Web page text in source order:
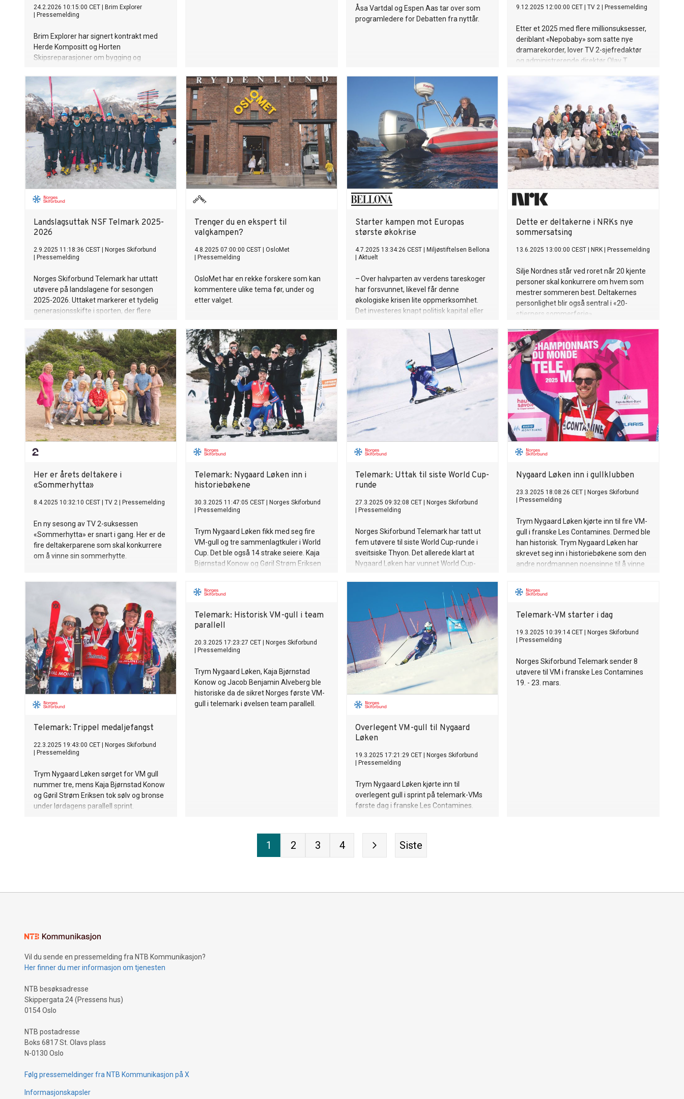
24.2.2026 10:15:00 CET
Brim Explorer
Pressemelding
Brim Explorer har signert kontrakt med
Herde Kompositt og Horten
Skipsreparasjoner om bygging og
batteridrevne båter. De to
høyhastighetstrimaranene skal leveres
våren 2027.
Åsa Vartdal og Espen Aas tar over som
programledere for Debatten fra nyttår.
9.12.2025 12:00:00 CET TV 2 Pressemelding
Etter et 2025 med flere millionsuksesser,
deriblant «Nepobaby» som satte nye
dramarekorder, lover TV 2-sjefredaktør
og administrerende direktør Olav T.
underholdning, store sportsøyeblikk og
nyheter døgnet rundt. Ett av
høydepunktene i vår er realitysuksessen
«Spillet», som er tilbake med ny
kjendissesong – der Birgit Skarstein, Stian
Blipp og Aylar Lie er blant spillerne.
Landslagsuttak NSF Telmark 2025-
2026
2.9.2025 11:18:36 CEST
Norges Skiforbund
Pressemelding
Norges Skiforbund Telemark har uttatt
utøvere på landslagene for sesongen
2025-2026. Uttaket markerer et tydelig
generasjonsskifte i sporten, der flere
som nye talenter får sjansen på øverste
nivå.
Trenger du en ekspert til
valgkampen?
4.8.2025 07:00:00 CEST
OsloMet
Pressemelding
OsloMet har en rekke forskere som kan
kommentere ulike tema før, under og
etter valget.
Starter kampen mot Europas
største økokrise
4.7.2025 13:34:26 CEST
Miljøstiftelsen Bellona
Aktuelt
– Over halvparten av verdens tareskoger
har forsvunnet, likevel får denne
økologiske krisen lite oppmerksomhet.
Det investeres knapt politisk kapital eller
kritiske økosystemene. Dette skal vi gjøre
noe med, sier Bellona-stifter Frederic
Hauge som nylig inviterte internasjonale
eksperter og industri til Senter for Marin
Restaurering i Lofoten.
Dette er deltakerne i NRKs nye
sommersatsing
13.6.2025 13:00:00 CEST NRK Pressemelding
Silje Nordnes står ved roret når 20 kjente
personer skal konkurrere om hvem som
mestrer sommeren best. Deltakernes
personlighet blir også sentral i «20-
stjerners sommerferie».
Her er årets deltakere i
«Sommerhytta»
8.4.2025 10:32:10 CEST TV 2 Pressemelding
En ny sesong av TV 2-suksessen
«Sommerhytta» er snart i gang. Her er de
fire deltakerparene som skal konkurrere
om å vinne sin sommerhytte.
Telemark: Nygaard Løken inn i
historiebøkene
30.3.2025 11:47:05 CEST
Norges Skiforbund
Pressemelding
Trym Nygaard Løken fikk med seg fire
VM-gull og tre sammenlagtkuler i World
Cup. Det ble også 14 strake seiere. Kaja
Bjørnstad Konow og Gøril Strøm Eriksen
World Cup-finale.
Telemark: Uttak til siste World Cup-
runde
27.3.2025 09:32:08 CET
Norges Skiforbund
Pressemelding
Norges Skiforbund Telemark har tatt ut
fem utøvere til siste World Cup-runde i
sveitsiske Thyon. Det allerede klart at
Nygaard Løken har vunnet World Cup-
Nygaard Løken inn i gullklubben
23.3.2025 18:08:26 CET
Norges Skiforbund
Pressemelding
Trym Nygaard Løken kjørte inn til fire VM-
gull i franske Les Contamines. Dermed ble
han historisk. Trym Nygaard Løken har
skrevet seg inn i historiebøkene som den
andre nordmannen noensinne til å vinne
utøver klart denne bragden.
Telemark: Trippel medaljefangst
22.3.2025 19:43:00 CET
Norges Skiforbund
Pressemelding
Trym Nygaard Løken sørget for VM gull
nummer tre, mens Kaja Bjørnstad Konow
og Gøril Strøm Eriksen tok sølv og bronse
under lørdagens parallell sprint.
Telemark: Historisk VM-gull i team
parallell
20.3.2025 17:23:27 CET
Norges Skiforbund
Pressemelding
Trym Nygaard Løken, Kaja Bjørnstad
Konow og Jacob Benjamin Alveberg ble
historiske da de sikret Norges første VM-
gull i telemark i øvelsen team parallell.
Overlegent VM-gull til Nygaard
Løken
19.3.2025 17:21:29 CET
Norges Skiforbund
Pressemelding
Trym Nygaard Løken kjørte inn til
overlegent gull i sprint på telemark-VMs
første dag i franske Les Contamines.
Telemark-VM starter i dag
19.3.2025 10:39:14 CET
Norges Skiforbund
Pressemelding
Norges Skiforbund Telemark sender 8
utøvere til VM i franske Les Contamines
19. - 23. mars.
1 2 3 4 Siste
Vil du sende en pressemelding fra NTB Kommunikasjon?
Her finner du mer informasjon om tjenesten
NTB besøksadresse
Skippergata 24 (Pressens hus)
0154 Oslo
NTB postadresse
Boks 6817 St. Olavs plass
N-0130 Oslo
Følg pressemeldinger fra NTB Kommunikasjon på X
Informasjonskapsler